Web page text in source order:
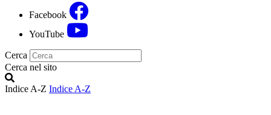
Facebook
YouTube
Cerca
Cerca nel sito
Indice A-Z Indice A-Z